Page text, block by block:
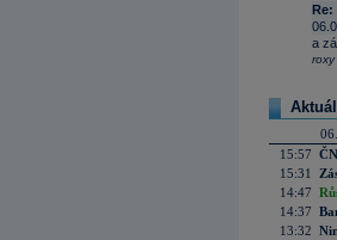
Re:
a
roxy
15:57
15:31
14:47
14:37
13:32